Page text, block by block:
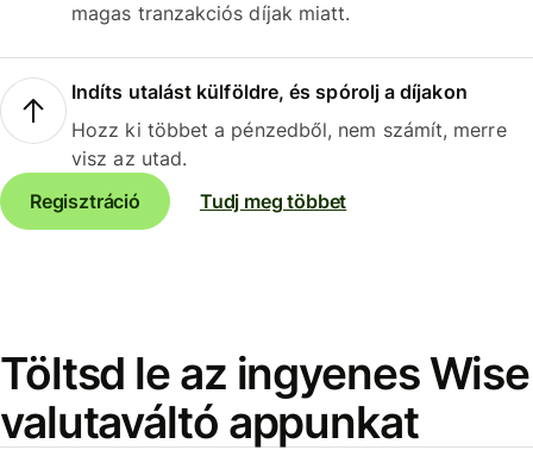
magas tranzakciós díjak miatt.
Indíts utalást külföldre, és spórolj a díjakon
Hozz ki többet a pénzedből, nem számít, merre
visz az utad.
Regisztráció
Tudj meg többet
Töltsd le az ingyenes Wise
valutaváltó appunkat